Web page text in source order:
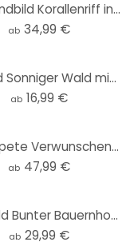
Leinwandbild Korallenriff in blauer Lagune - DigitalArtsi
ab 34,99 €
Holzbild Sonniger Wald mit Hirsch - DigitalArtsi
ab 16,99 €
Fototapete Verwunschener Wald im Licht - DigitalArtsi
ab 47,99 €
Stoffbild Bunter Bauernhof in den Bergen - DigitalArtsi - Panorama
ab 29,99 €